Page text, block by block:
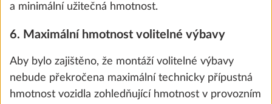
a minimální užitečná hmotnost.
6. Maximální hmotnost volitelné výbavy
Aby bylo zajištěno, že montáží volitelné výbavy
nebude překročena maximální technicky přípustná
hmotnost vozidla zohledňující hmotnost v provozním